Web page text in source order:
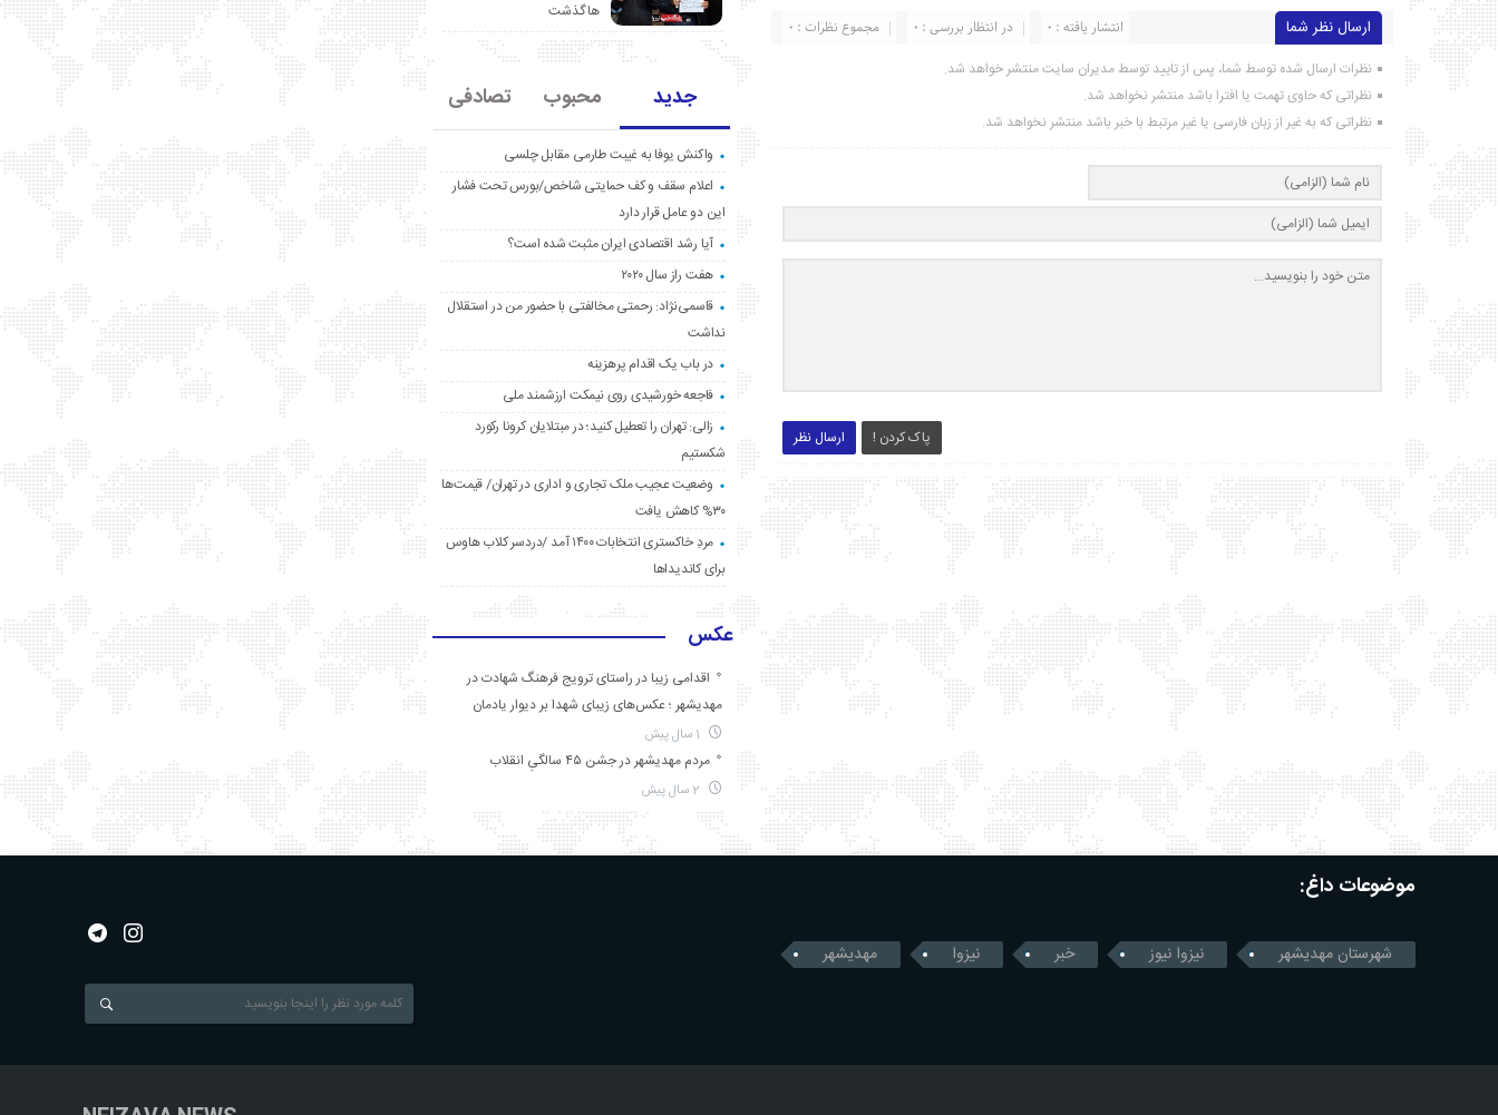
ارسال نظر شما مجموع نظرات : 0 در انتظار بررسی : 0 انتشار یافته : ۰
نظرات ارسال شده توسط شما، پس از تایید توسط مدیران سایت منتشر خواهد شد.
نظراتی که حاوی تهمت یا افترا باشد منتشر نخواهد شد.
نظراتی که به غیر از زبان فارسی یا غیر مرتبط با خبر باشد منتشر نخواهد شد.
ارسال نظر پاک کردن !
ها گذشت
جدید محبوب تصادفی
واکنش یوفا به غیبت طارمی مقابل چلسی
اعلام سقف و کف حمایتی شاخص/بورس تحت فشار
این دو عامل قرار دارد
آیا رشد اقتصادی ایران مثبت شده است؟
هفت راز سال ۲۰۲۰
قاسمی‌نژاد: رحمتی مخالفتی با حضور من در استقلال
نداشت
در باب یک اقدام پرهزینه
فاجعه خورشیدی روی نیمکت ارزشمند ملی
زالی: تهران را تعطیل کنید؛ در مبتلایان کرونا رکورد
شکستیم
وضعیت عجیب ملک تجاری و اداری در تهران/ قیمت‌ها
۳۰% کاهش یافت
مردِ خاکستری انتخابات ۱۴۰۰ آمد /دردسر کلاب هاوس
برای کاندیداها
عکس
اقدامی زیبا در راستای ترویج فرهنگ شهادت در
مهدیشهر ؛ عکس‌های زیبای شهدا بر دیوار یادمان
مردم مهدیشهر در جشن ۴۵ سالگیِ انقلاب
موضوعات داغ:
شهرستان مهدیشهر نیزوا نیوز خبر نیزوا مهدیشهر